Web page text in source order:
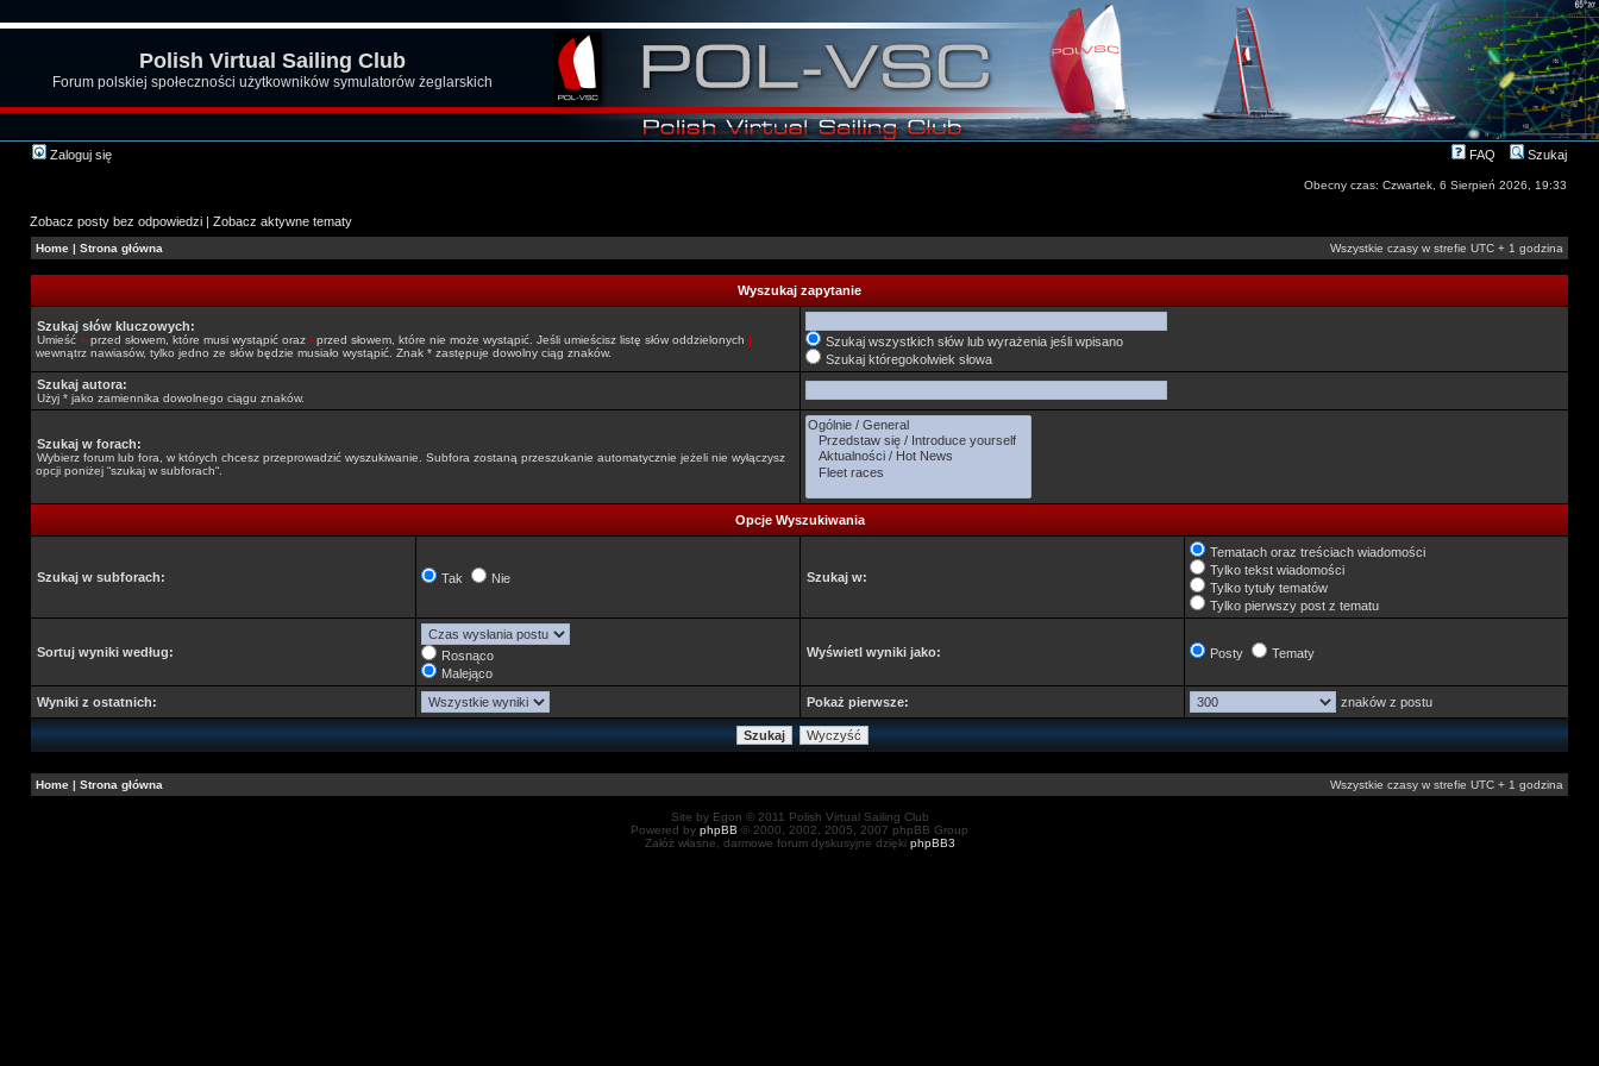
Polish Virtual Sailing Club
Forum polskiej społeczności użytkowników symulatorów żeglarskich
Zaloguj się FAQ Szukaj
Obecny czas: Czwartek, 6 Sierpień 2026, 19:33
Zobacz posty bez odpowiedzi | Zobacz aktywne tematy
Home | Strona główna Wszystkie czasy w strefie UTC + 1 godzina
Wyszukaj zapytanie
Szukaj słów kluczowych:
Umieść + przed słowem, które musi wystąpić oraz - przed słowem, które nie może wystąpić. Jeśli umieścisz listę słów oddzielonych |
wewnątrz nawiasów, tylko jedno ze słów będzie musiało wystąpić. Znak * zastępuje dowolny ciąg znaków.
Szukaj wszystkich słów lub wyrażenia jeśli wpisano
Szukaj któregokolwiek słowa
Szukaj autora:
Użyj * jako zamiennika dowolnego ciągu znaków.
Szukaj w forach:
Wybierz forum lub fora, w których chcesz przeprowadzić wyszukiwanie. Subfora zostaną przeszukanie automatycznie jeżeli nie wyłączysz
opcji poniżej “szukaj w subforach“.
Opcje Wyszukiwania
Szukaj w subforach: Tak Nie Szukaj w:
Tematach oraz treściach wiadomości
Tylko tekst wiadomości
Tylko tytuły tematów
Tylko pierwszy post z tematu
Sortuj wyniki według:
Rosnąco
Malejąco
Wyświetl wyniki jako: Posty Tematy
Wyniki z ostatnich: Pokaż pierwsze: znaków z postu
Home | Strona główna Wszystkie czasy w strefie UTC + 1 godzina
Site by Egon © 2011 Polish Virtual Sailing Club
Powered by phpBB © 2000, 2002, 2005, 2007 phpBB Group
Załóż własne, darmowe forum dyskusyjne dzięki phpBB3